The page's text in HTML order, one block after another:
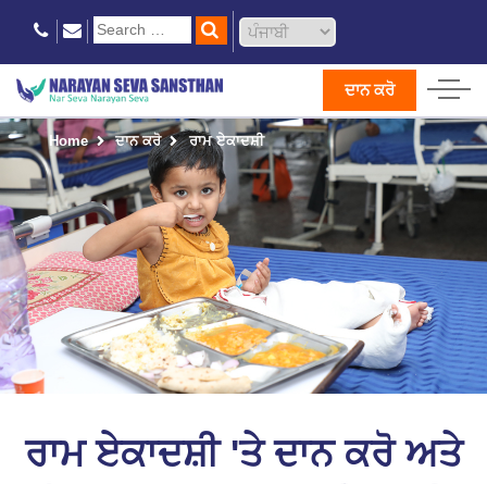
ਦਾਨ ਕਰੋ
Home ਦਾਨ ਕਰੋ ਰਾਮ ਏਕਾਦਸ਼ੀ
ਰਾਮ ਏਕਾਦਸ਼ੀ 'ਤੇ ਦਾਨ ਕਰੋ ਅਤੇ